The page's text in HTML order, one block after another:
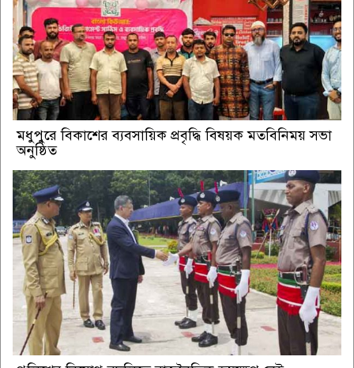
মধুপুরে বিকাশের ব্যবসায়িক প্রবৃদ্ধি বিষয়ক মতবিনিময় সভা
অনুষ্ঠিত